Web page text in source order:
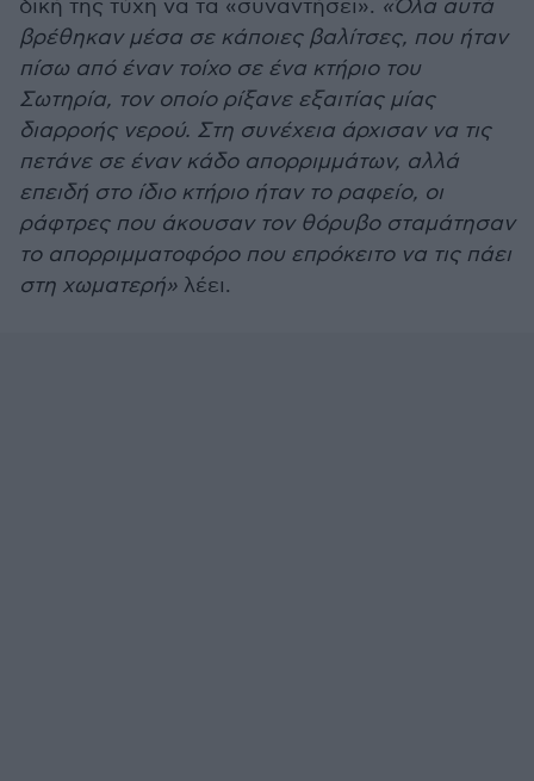
δική της τύχη να τα «συναντήσει». «Όλα αυτά
βρέθηκαν μέσα σε κάποιες βαλίτσες, που ήταν
πίσω από έναν τοίχο σε ένα κτήριο του
Σωτηρία, τον οποίο ρίξανε εξαιτίας μίας
διαρροής νερού. Στη συνέχεια άρχισαν να τις
πετάνε σε έναν κάδο απορριμμάτων, αλλά
επειδή στο ίδιο κτήριο ήταν το ραφείο, οι
ράφτρες που άκουσαν τον θόρυβο σταμάτησαν
το απορριμματοφόρο που επρόκειτο να τις πάει
στη χωματερή» λέει.